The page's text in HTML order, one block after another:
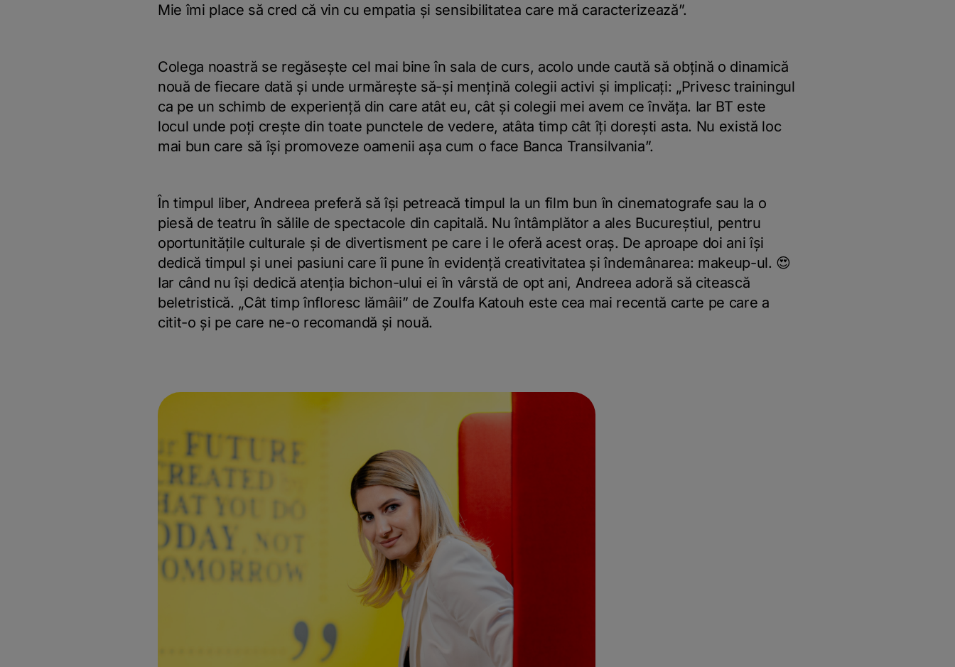
Mie îmi place să cred că vin cu empatia și sensibilitatea care mă caracterizează”.
Colega noastră se regăsește cel mai bine în sala de curs, acolo unde caută să obțină o dinamică
nouă de fiecare dată și unde urmărește să-și mențină colegii activi și implicați: „Privesc trainingul
ca pe un schimb de experiență din care atât eu, cât și colegii mei avem ce învăța. Iar BT este
locul unde poți crește din toate punctele de vedere, atâta timp cât îți dorești asta. Nu există loc
mai bun care să își promoveze oamenii așa cum o face Banca Transilvania”.
În timpul liber, Andreea preferă să își petreacă timpul la un film bun în cinematografe sau la o
piesă de teatru în sălile de spectacole din capitală. Nu întâmplător a ales Bucureștiul, pentru
oportunitățile culturale și de divertisment pe care i le oferă acest oraș. De aproape doi ani își
dedică timpul și unei pasiuni care îi pune în evidență creativitatea și îndemânarea: makeup-ul. 😍
Iar când nu își dedică atenția bichon-ului ei în vârstă de opt ani, Andreea adoră să citească
beletristică. „Cât timp înfloresc lămâii” de Zoulfa Katouh este cea mai recentă carte pe care a
citit-o și pe care ne-o recomandă și nouă.